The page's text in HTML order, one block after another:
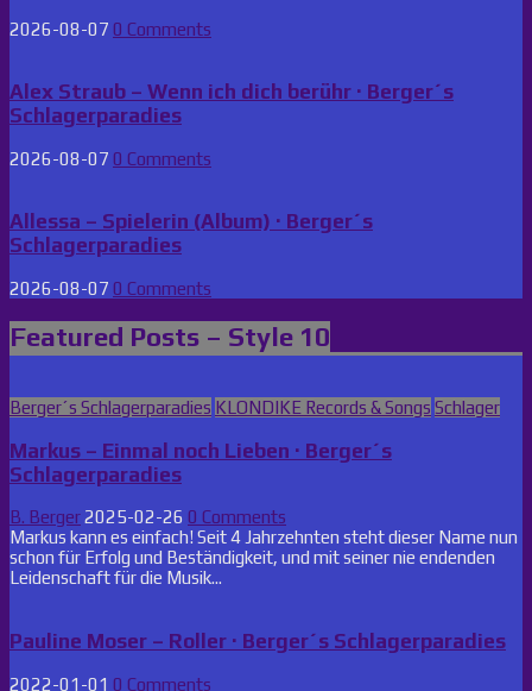
2026-08-07 0 Comments
Alex Straub – Wenn ich dich berühr · Berger´s
Schlagerparadies
2026-08-07 0 Comments
Allessa – Spielerin (Album) · Berger´s
Schlagerparadies
2026-08-07 0 Comments
Featured Posts – Style 10
Posted
Berger´s Schlagerparadies KLONDIKE Records & Songs Schlager
Markus – Einmal noch Lieben · Berger´s
Schlagerparadies
B. Berger2025-02-26 0 Comments
Markus kann es einfach! Seit 4 Jahrzehnten steht dieser Name nun
schon für Erfolg und Beständigkeit, und mit seiner nie endenden
Leidenschaft für die Musik...
Pauline Moser – Roller · Berger´s Schlagerparadies
2022-01-01 0 Comments